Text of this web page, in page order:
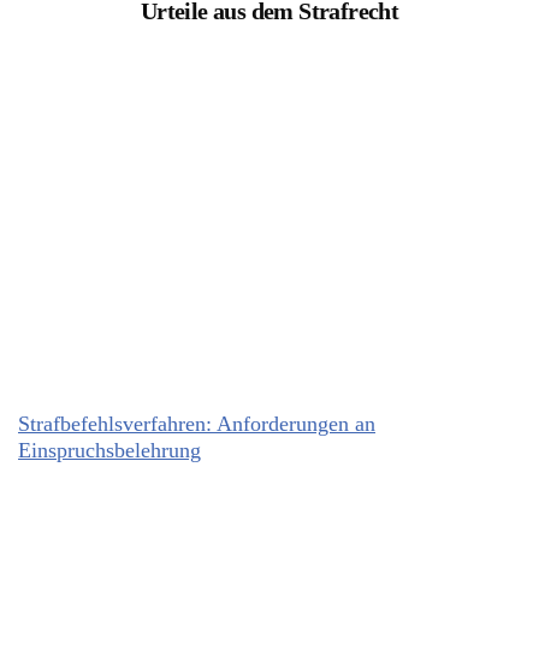
Urteile aus dem Strafrecht
Strafbefehlsverfahren: Anforderungen an
Einspruchsbelehrung